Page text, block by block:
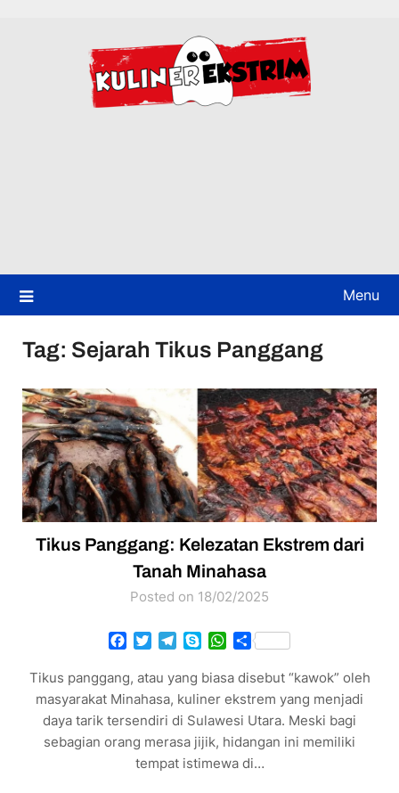
Menu
Tag: Sejarah Tikus Panggang
Tikus Panggang: Kelezatan Ekstrem dari
Tanah Minahasa
Posted on 18/02/2025
Facebook
TwitterTelegram
SkypeWhatsApp
Share
Tikus panggang, atau yang biasa disebut “kawok” oleh
masyarakat Minahasa, kuliner ekstrem yang menjadi
daya tarik tersendiri di Sulawesi Utara. Meski bagi
sebagian orang merasa jijik, hidangan ini memiliki
tempat istimewa di…